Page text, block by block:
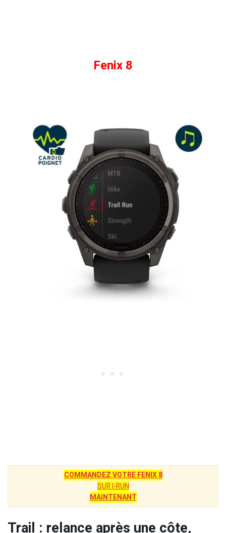
Fenix 8
COMMANDEZ VOTRE FENIX 8
SUR I-RUN
MAINTENANT
Trail : relance après une côte,